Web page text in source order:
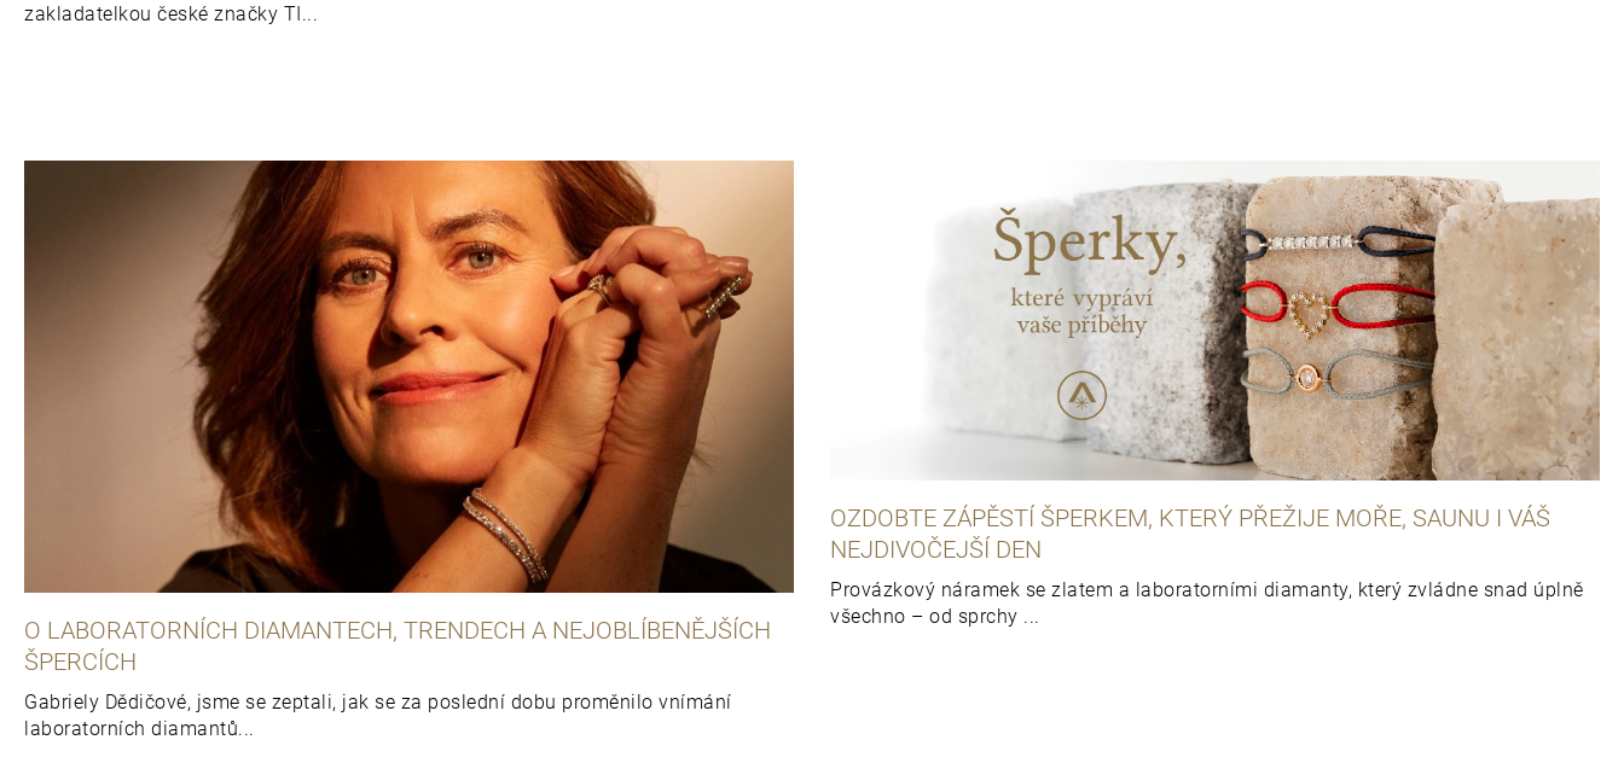
zakladatelkou české značky TI...
O LABORATORNÍCH DIAMANTECH, TRENDECH A NEJOBLÍBENĚJŠÍCH
ŠPERCÍCH
Gabriely Dědičové, jsme se zeptali, jak se za poslední dobu proměnilo vnímání
laboratorních diamantů...
OZDOBTE ZÁPĚSTÍ ŠPERKEM, KTERÝ PŘEŽIJE MOŘE, SAUNU I VÁŠ
NEJDIVOČEJŠÍ DEN
Provázkový náramek se zlatem a laboratorními diamanty, který zvládne snad úplně
všechno – od sprchy ...